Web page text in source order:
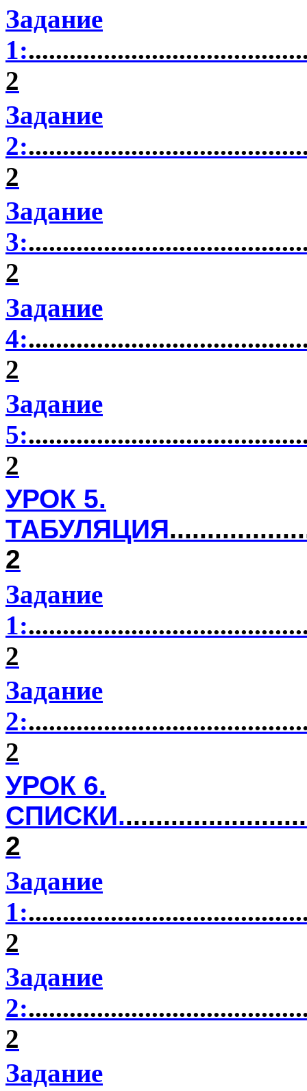
Задание
1:
2
Задание
2:
2
Задание
3:
2
Задание
4:
2
Задание
5:
2
УРОК 5.
ТАБУЛЯЦИЯ
2
Задание
1:
2
Задание
2:
2
УРОК 6.
СПИСКИ.
2
Задание
1:
2
Задание
2:
2
Задание